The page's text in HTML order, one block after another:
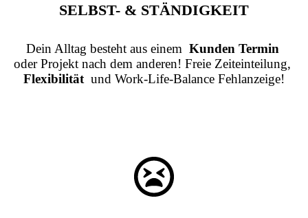
SELBST- & STÄNDIGKEIT
Dein Alltag besteht aus einem Kunden Termin
oder Projekt nach dem anderen! Freie Zeiteinteilung,
Flexibilität und Work-Life-Balance Fehlanzeige!